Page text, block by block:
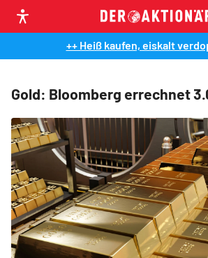
++ Heiß kaufen, eiskalt
Gold: Bloomberg errechnet